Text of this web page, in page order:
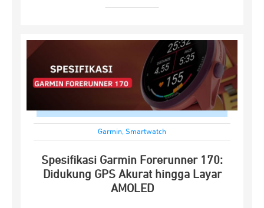
Garmin, Smartwatch
Spesifikasi Garmin Forerunner 170:
Didukung GPS Akurat hingga Layar
AMOLED